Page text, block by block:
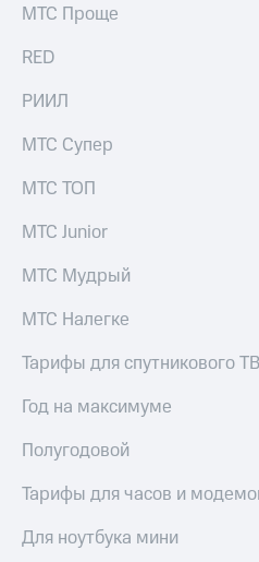
МТС Проще
RED
РИИЛ
МТС Супер
МТС ТОП
МТС Junior
МТС Мудрый
МТС Налегке
Тарифы для спутникового ТВ
Год на максимуме
Полугодовой
Тарифы для часов и
Для ноутбука мини